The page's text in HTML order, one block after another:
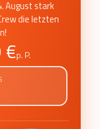
August stark
die letzten
€p. P.